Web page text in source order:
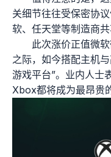
关细节往往受保密协
软、任天堂等制造商共
此次涨价正值微
之际，如今搭配主机
游戏平台”。业内人士
Xbox都将成为最昂贵